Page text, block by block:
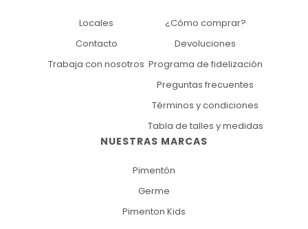
NUESTRAS MARCAS
Pimentón
Germe
Pimenton Kids
¿Cómo comprar?
Devoluciones
Programa de fidelización
Preguntas frecuentes
Términos y condiciones
Tabla de talles y medidas
Locales
Contacto
Trabaja con nosotros